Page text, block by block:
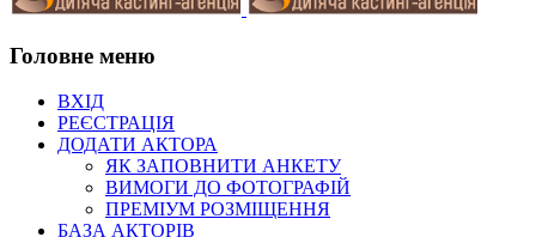
Головне меню
ВХІД
РЕЄСТРАЦІЯ
ДОДАТИ АКТОРА
ЯК ЗАПОВНИТИ АНКЕТУ
ВИМОГИ ДО ФОТОГРАФІЙ
ПРЕМІУМ РОЗМІЩЕННЯ
БАЗА АКТОРІВ